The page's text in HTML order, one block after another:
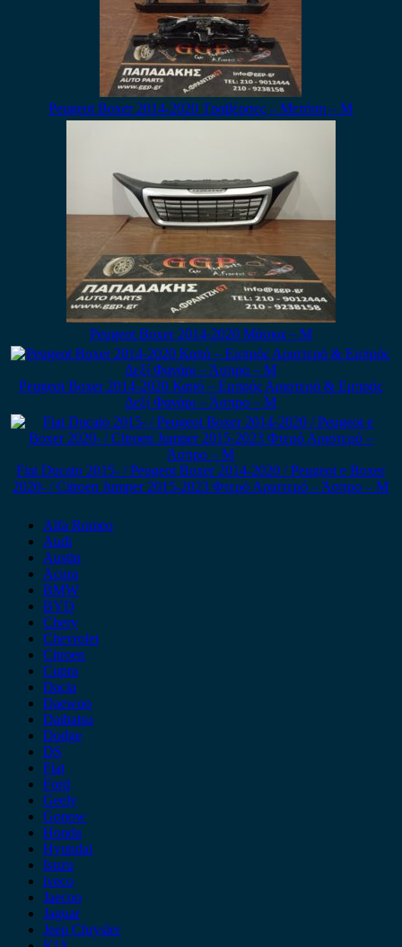
Peugeot Boxer 2014-2020 Τραβέρσες – Μετόπη – Μ
Peugeot Boxer 2014-2020 Μάσκα – Μ
Peugeot Boxer 2014-2020 Καπό – Εμπρός Αριστερό & Εμπρός
Δεξί Φανάρι – Άσπρο – Μ
Fiat Ducato 2015- / Peugeot Boxer 2014-2020 / Peugeot e Boxer
2020- / Citroen Jumper 2015-2023 Φτερό Αριστερό – Άσπρο – Μ
Alfa Romeo
Audi
Austin
Acura
BMW
BYD
Chery
Chevrolet
Citroen
Cupra
Dacia
Daewoo
Daihatsu
Dodge
DS
Fiat
Ford
Geely
Gonow
Honda
Hyundai
Isuzu
iveco
Jaecoo
Jaguar
Jeep Chrysler